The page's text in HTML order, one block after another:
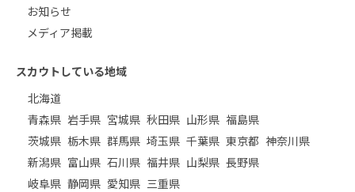
お知らせ
メディア掲載
スカウトしている地域
北海道
青森県 岩手県 宮城県 秋田県 山形県 福島県
茨城県 栃木県 群馬県 埼玉県 千葉県 東京都 神奈川県
新潟県 富山県 石川県 福井県 山梨県 長野県
岐阜県 静岡県 愛知県 三重県